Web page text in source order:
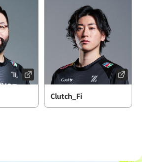
Clutch_Fi